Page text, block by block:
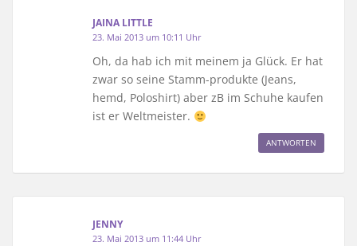
JAINA LITTLE
23. Mai 2013 um 10:11 Uhr
Oh, da hab ich mit meinem ja Glück. Er hat
zwar so seine Stamm-produkte (Jeans,
hemd, Poloshirt) aber zB im Schuhe kaufen
ist er Weltmeister.
ANTWORTEN
JENNY
23. Mai 2013 um 11:44 Uhr